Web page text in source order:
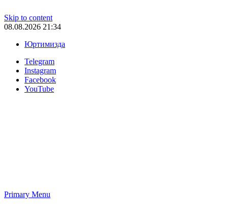
Skip to content
08.08.2026 21:34
Юртимизда
Telegram
Instagram
Facebook
YouTube
Primary Menu